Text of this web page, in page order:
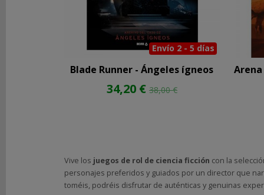
COSTES
ENVÍO
GRATIS
TU
CARRITO
(0)
Envío 2 - 5 días
Blade Runner - Ángeles ígneos
34,20 € 38,00 €
Vive los juegos de rol de ciencia ficción con la
personajes preferidos y guiados por un director que
toméis, podréis disfrutar de auténticas y genuinas